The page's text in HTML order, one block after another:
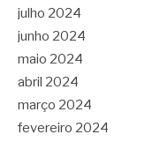
julho 2024
junho 2024
maio 2024
abril 2024
março 2024
fevereiro 2024